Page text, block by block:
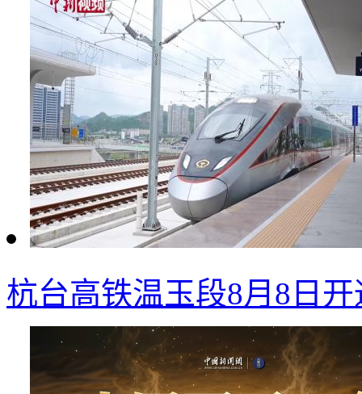
杭台高铁温玉段8月8日